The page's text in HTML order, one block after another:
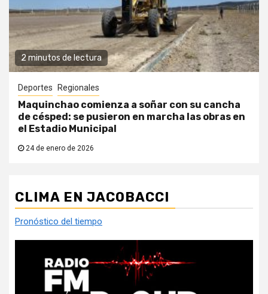
2 minutos de lectura
Deportes Regionales
Maquinchao comienza a soñar con su cancha
de césped: se pusieron en marcha las obras en
el Estadio Municipal
24 de enero de 2026
CLIMA EN JACOBACCI
Pronóstico del tiempo